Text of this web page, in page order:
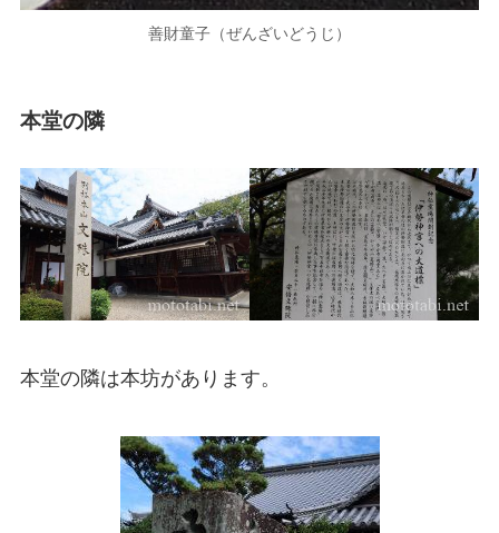
善財童子（ぜんざいどうじ）
本堂の隣
本堂の隣は本坊があります。